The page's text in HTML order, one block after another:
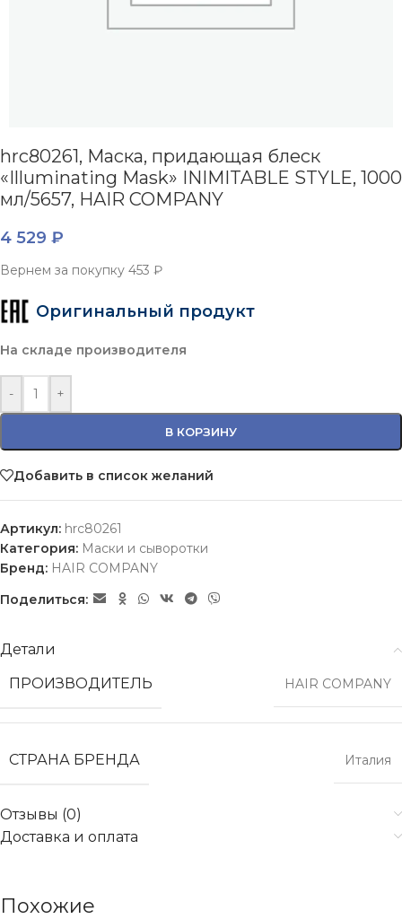
hrc80261, Маска, придающая блеск
«Illuminating Mask» INIMITABLE STYLE, 1000
мл/5657, HAIR COMPANY
4 529 ₽
Вернем за покупку 453 ₽
Оригинальный продукт
На складе производителя
- +
В КОРЗИНУ
Добавить в список желаний
Артикул: hrc80261
Категория: Маски и сыворотки
Бренд: HAIR COMPANY
Поделиться:
Детали
ПРОИЗВОДИТЕЛЬ
HAIR COMPANY
СТРАНА БРЕНДА Италия
Отзывы (0)
Доставка и оплата
Похожие